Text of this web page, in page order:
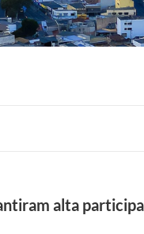
alta